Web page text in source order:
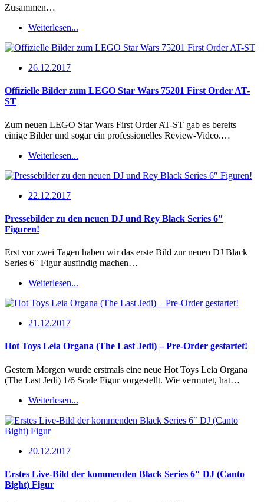
Zusammen…
Weiterlesen...
26.12.2017
Offizielle Bilder zum LEGO Star Wars 75201 First Order AT-
ST
Zum neuen LEGO Star Wars First Order AT-ST gab es bereits
einige Bilder und sogar ein professionelles Review-Video.…
Weiterlesen...
22.12.2017
Pressebilder zu den neuen DJ und Rey Black Series 6″
Figuren!
Erst vor zwei Tagen haben wir das erste Bild zur neuen DJ Black
Series 6″ Figur ausfindig machen…
Weiterlesen...
21.12.2017
Hot Toys Leia Organa (The Last Jedi) – Pre-Order gestartet!
Gestern Morgen wurde erstmals eine neue Hot Toys Leia Organa
(The Last Jedi) 1/6 Scale Figur vorgestellt. Wie vermutet, hat…
Weiterlesen...
20.12.2017
Erstes Live-Bild der kommenden Black Series 6″ DJ (Canto
Bight) Figur